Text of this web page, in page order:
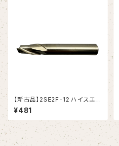
【新古品】2SE2F-12 ハイスエン
ドミル (YG-1)
¥481